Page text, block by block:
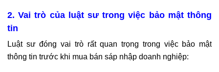
2. Vai trò của luật sư trong việc bảo mật thông
tin
Luật sư đóng vai trò rất quan trọng trong việc bảo mật
thông tin trước khi mua bán sáp nhập doanh nghiệp: